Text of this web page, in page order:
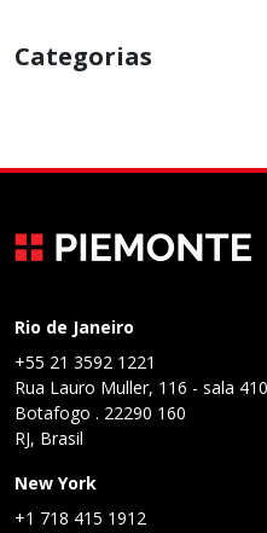
Categorias
Rio de Janeiro
+55 21 3592 1221
Rua Lauro Muller, 116 - sala
Botafogo . 22290 160
RJ, Brasil
New York
+1 718 415 1912